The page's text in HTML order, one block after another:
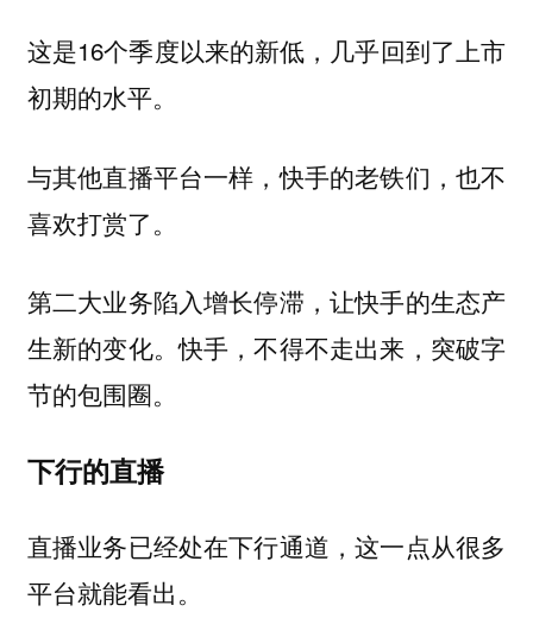
这是16个季度以来的新低，几乎回到了上市
初期的水平。
与其他直播平台一样，快手的老铁们，也不
喜欢打赏了。
第二大业务陷入增长停滞，让快手的生态产
生新的变化。快手，不得不走出来，突破字
节的包围圈。
下行的直播
直播业务已经处在下行通道，这一点从很多
平台就能看出。